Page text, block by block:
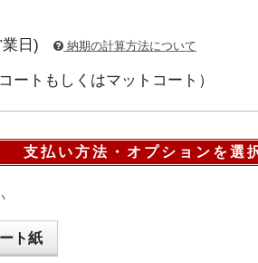
日) 納期の計算方法について
ートもしくはマットコート）
支払い方法・オプションを選
ト紙